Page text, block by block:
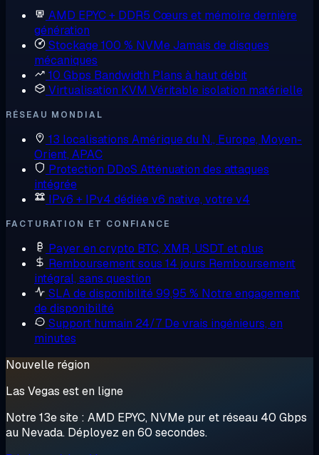
AMD EPYC + DDR5 Cœurs et mémoire dernière
génération
Stockage 100 % NVMeJamais de disques
mécaniques
10 Gbps Bandwidth Plans à haut débit
Virtualisation KVM Véritable isolation matérielle
RÉSEAU MONDIAL
13 localisations Amérique du N., Europe, Moyen-
Orient, APAC
Protection DDoS Atténuation des attaques
intégrée
IPv6 + IPv4 dédiéev6 native, votre v4
FACTURATION ET CONFIANCE
Payer en crypto BTC, XMR, USDT et plus
Remboursement sous 14 jours Remboursement
intégral, sans question
SLA de disponibilité 99,95 % Notre engagement
de disponibilité
Support humain 24/7 De vrais ingénieurs, en
minutes
Nouvelle région
Las Vegas est en ligne
Notre 13e site : AMD EPYC, NVMe pur et réseau 40 Gbps
au Nevada. Déployez en 60 secondes.